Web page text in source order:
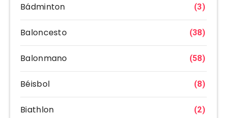
Bádminton (3)
Baloncesto (38)
Balonmano (58)
Béisbol (8)
Biathlon (2)